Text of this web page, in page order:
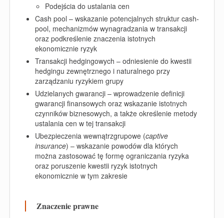
Podejścia do ustalania cen
Cash pool – wskazanie potencjalnych struktur cash-
pool, mechanizmów wynagradzania w transakcji
oraz podkreślenie znaczenia istotnych
ekonomicznie ryzyk
Transakcji hedgingowych – odniesienie do kwestii
hedgingu zewnętrznego i naturalnego przy
zarządzaniu ryzykiem grupy
Udzielanych gwarancji – wprowadzenie definicji
gwarancji finansowych oraz wskazanie istotnych
czynników biznesowych, a także określenie metody
ustalania cen w tej transakcji
Ubezpieczenia wewnątrzgrupowe (captive
insurance) – wskazanie powodów dla których
można zastosować tę formę ograniczania ryzyka
oraz poruszenie kwestii ryzyk istotnych
ekonomicznie w tym zakresie
Znaczenie prawne